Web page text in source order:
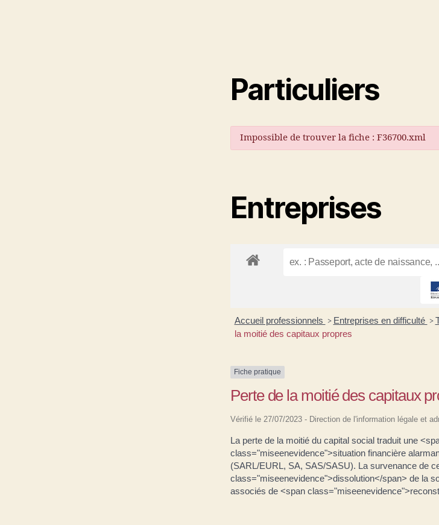
Particuliers
Impossible de trouver la fiche : F36700.xml
Entreprises
Accueil professionnels > Entreprises en difficulté >
la moitié des capitaux propres
Fiche pratique
Perte de la moitié des capitaux
Vérifié le 27/07/2023 - Direction de l'information légale et
La perte de la moitié du capital social traduit une
class="miseenevidence">situation financière
(SARL/EURL, SA, SAS/SASU). La survenance de
class="miseenevidence">dissolution</span> de la
associés de <span